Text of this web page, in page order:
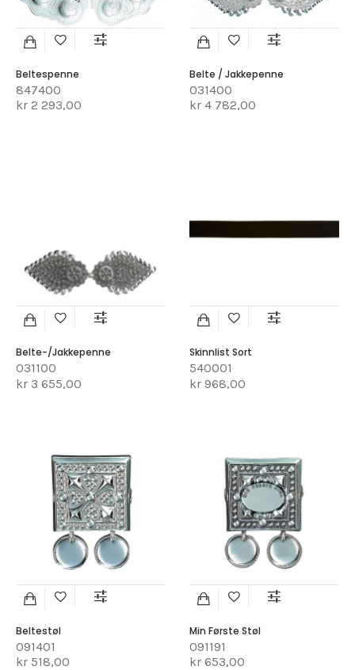
Beltespenne
847400
kr 2 293,00
Belte / Jakkepenne
031400
kr 4 782,00
Belte-/jakkepenne
031100
kr 3 655,00
Skinnlist Sort
540001
kr 968,00
Beltestøl
091401
kr 518,00
Min Første Støl
091191
kr 653,00